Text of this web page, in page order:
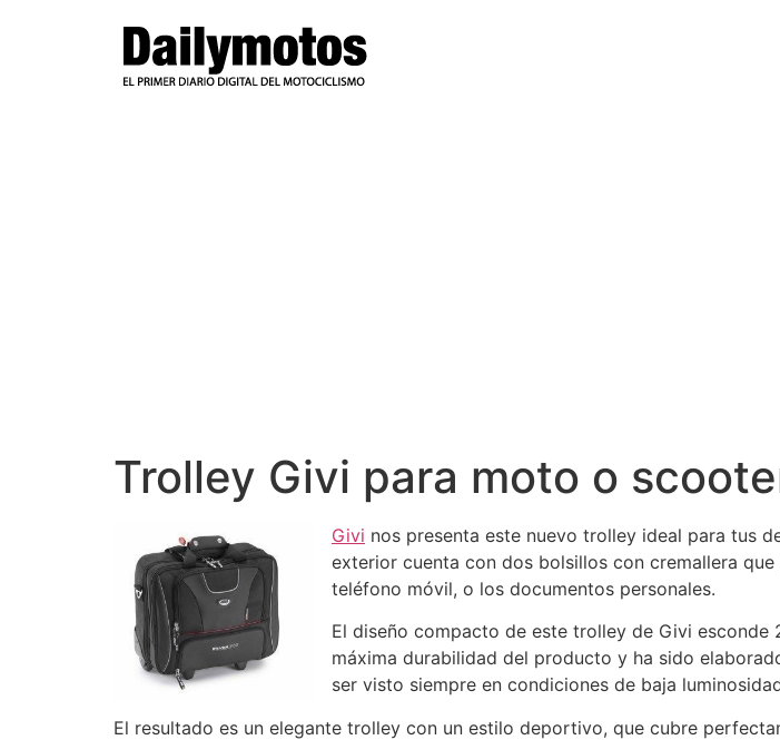
Trolley Givi para moto o
Givi nos presenta este nuevo trolley ideal para tus
exterior cuenta con dos bolsillos con cremallera
teléfono móvil, o los documentos personales.
El diseño compacto de este trolley de Givi
máxima durabilidad del producto y ha sido
ser visto siempre en condiciones de baja
El resultado es un elegante trolley con un estilo deportivo, que cubre